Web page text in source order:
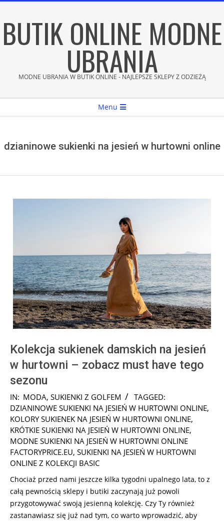
content
BUTIK ONLINE MODNE
UBRANIA
MODNE UBRANIA W BUTIK ONLINE - NAJLEPSZE SKLEPY Z ODZIEŻĄ
Menu
dzianinowe sukienki na jesień w hurtowni online
Kolekcja sukienek damskich na jesień
w hurtowni – zobacz must have tego
sezonu
2022-
08-
06
IN: MODA, SUKIENKI Z GOLFEM
TAGGED:
DZIANINOWE SUKIENKI NA JESIEŃ W HURTOWNI ONLINE,
KOLORY SUKIENEK NA JESIEŃ W HURTOWNI ONLINE,
KRÓTKIE SUKIENKI NA JESIEŃ W HURTOWNI ONLINE,
MODNE SUKIENKI NA JESIEŃ W HURTOWNI ONLINE
FACTORYPRICE.EU, SUKIENKI NA JESIEŃ W HURTOWNI
ONLINE Z KOLEKCJI BASIC
Chociaż przed nami jeszcze kilka tygodni upalnego lata, to z
całą pewnością sklepy i butiki zaczynają już powoli
przygotowywać swoją jesienną kolekcję. Czy Ty również
zastanawiasz się już nad tym, co warto wprowadzić, aby